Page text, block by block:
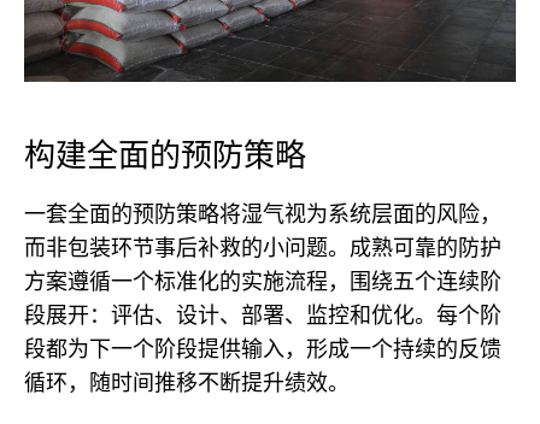
构建全面的预防策略
一套全面的预防策略将湿气视为系统层面的风险，
而非包装环节事后补救的小问题。成熟可靠的防护
方案遵循一个标准化的实施流程，围绕五个连续阶
段展开：评估、设计、部署、监控和优化。每个阶
段都为下一个阶段提供输入，形成一个持续的反馈
循环，随时间推移不断提升绩效。